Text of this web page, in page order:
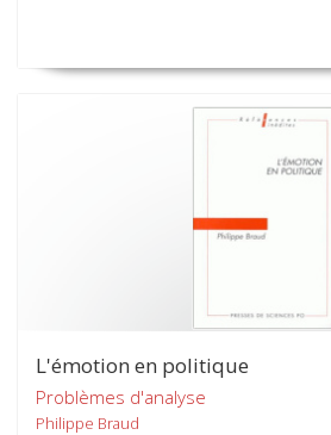
L'émotion en politique
Problèmes d'analyse
Philippe Braud